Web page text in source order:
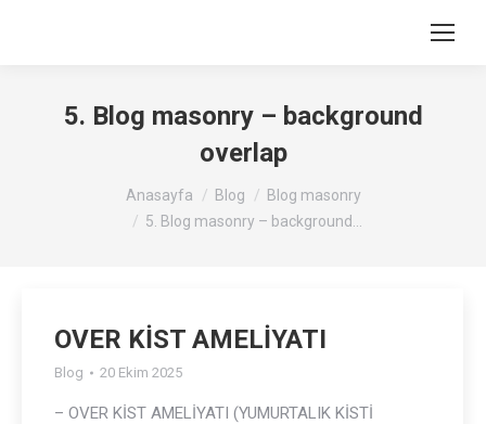
5. Blog masonry – background
overlap
Anasayfa Blog
Blog masonry
5. Blog masonry – background…
OVER KİST AMELİYATI
Blog 20 Ekim 2025
– OVER KİST AMELİYATI (YUMURTALIK KİSTİ